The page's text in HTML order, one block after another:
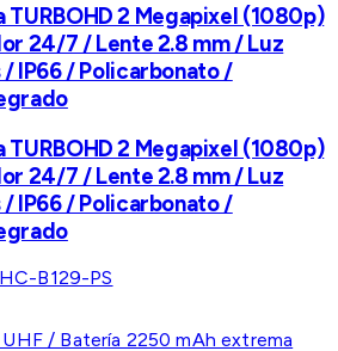
TURBOHD 2 Megapixel (1080p)
24/7 / Lente 2.8 mm / Luz
/ IP66 / Policarbonato /
TURBOHD 2 Megapixel (1080p)
24/7 / Lente 2.8 mm / Luz
/ IP66 / Policarbonato /
B129-PS